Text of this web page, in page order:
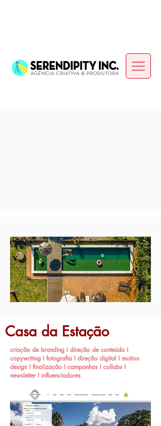
Casa da Estação
criação de branding I direção de conteúdo I
copywriting I fotografia I direção digital I motion
design I finalização I campanhas I collabs I
newsletter I influenciadores